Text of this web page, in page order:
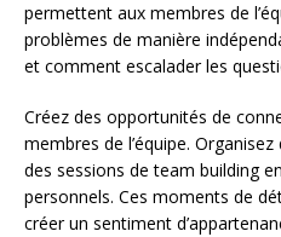
permettent aux membres de
problèmes de manière
et comment escalader les
Créez des opportunités de
membres de l’équipe. Organisez
des sessions de team building
personnels. Ces moments de
créer un sentiment